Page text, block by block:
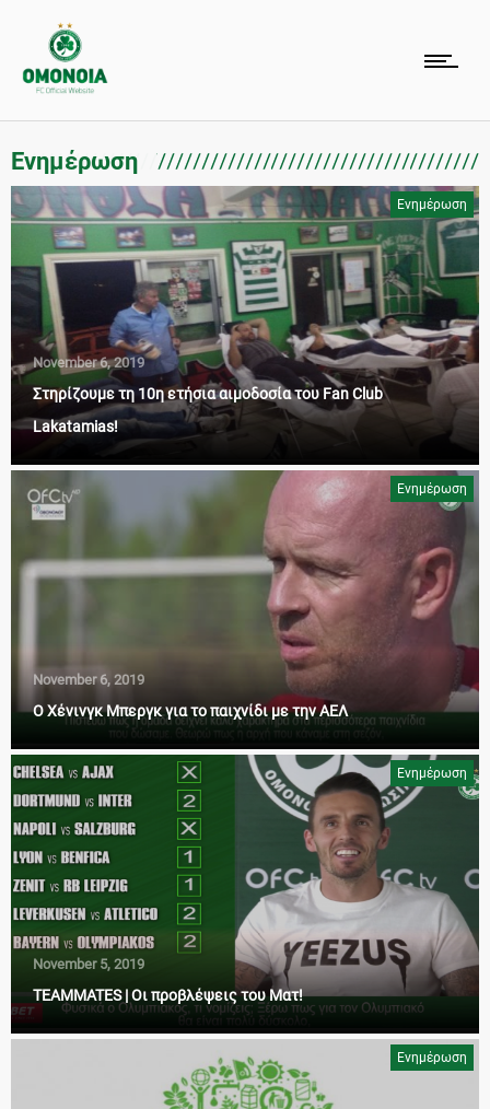
Ενημέρωση
Ενημέρωση
November 6, 2019
Στηρίζουμε τη 10η ετήσια αιμοδοσία του Fan Club
Lakatamias!
Ενημέρωση
November 6, 2019
Ο Χένινγκ Μπεργκ για το παιχνίδι με την ΑΕΛ
Ενημέρωση
November 5, 2019
TEAMMATES | Οι προβλέψεις του Ματ!
Ενημέρωση